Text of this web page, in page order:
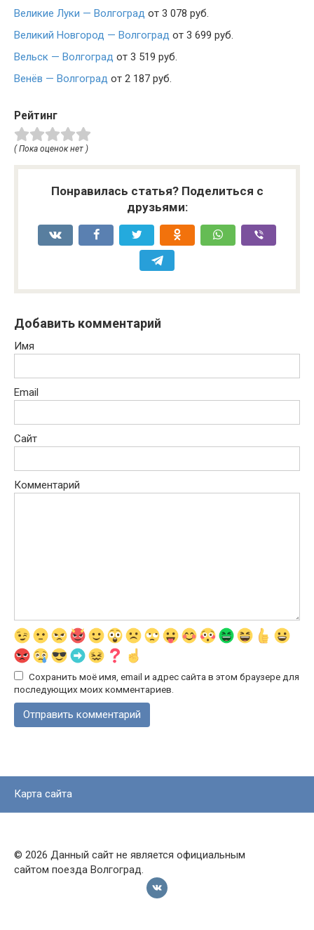
Великие Луки — Волгоград от 3 078 руб.
Великий Новгород — Волгоград от 3 699 руб.
Вельск — Волгоград от 3 519 руб.
Венёв — Волгоград от 2 187 руб.
Рейтинг
( Пока оценок нет )
Понравилась статья? Поделиться с
друзьями:
Добавить комментарий
Имя
Email
Сайт
Комментарий
Сохранить моё имя, email и адрес сайта в этом браузере для
последующих моих комментариев.
Карта сайта
© 2026 Данный сайт не является официальным
сайтом поезда Волгоград.